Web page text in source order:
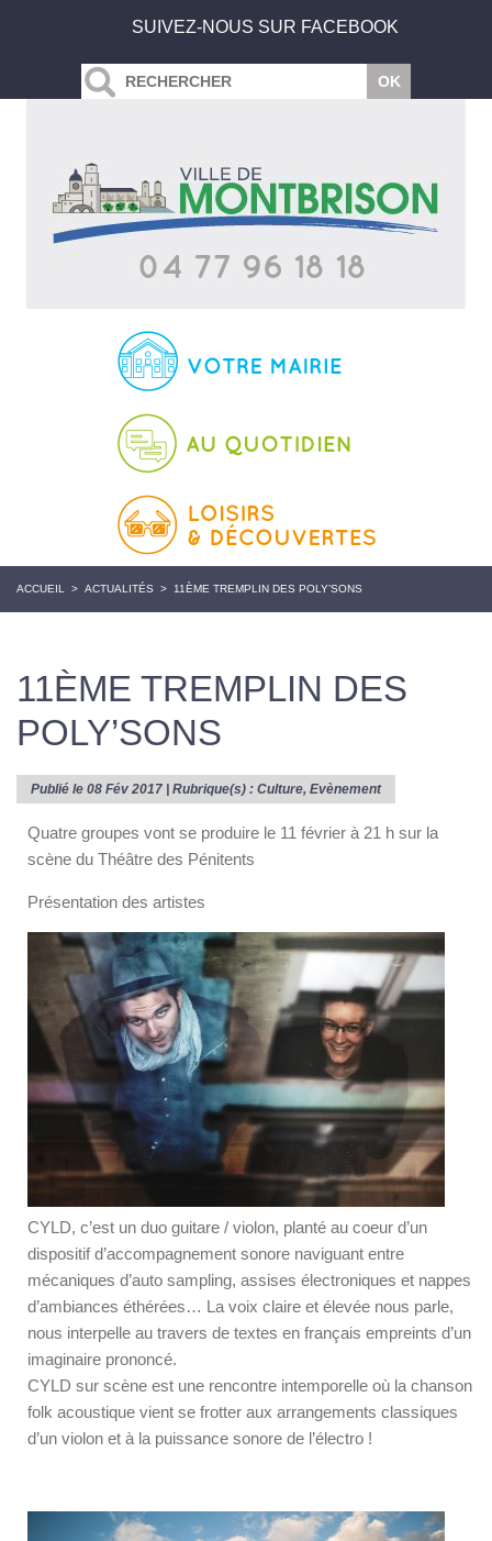
SUIVEZ-NOUS SUR FACEBOOK
ACCUEIL > ACTUALITÉS > 11ÈME TREMPLIN DES POLY’SONS
11ÈME TREMPLIN DES
POLY’SONS
Publié le 08 Fév 2017 | Rubrique(s) : Culture, Evènement
Quatre groupes vont se produire le 11 février à 21 h sur la
scène du Théâtre des Pénitents
Présentation des artistes
CYLD, c’est un duo guitare / violon, planté au coeur d’un
dispositif d’accompagnement sonore naviguant entre
mécaniques d’auto sampling, assises électroniques et nappes
d’ambiances éthérées… La voix claire et élevée nous parle,
nous interpelle au travers de textes en français empreints d’un
imaginaire prononcé.
CYLD sur scène est une rencontre intemporelle où la chanson
folk acoustique vient se frotter aux arrangements classiques
d’un violon et à la puissance sonore de l’électro !